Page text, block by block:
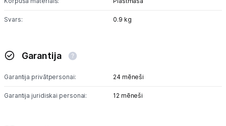
Svars: 0.9 kg
Garantija
Garantija privātpersonai: 24 mēneši
Garantija juridiskai personai: 12 mēneši